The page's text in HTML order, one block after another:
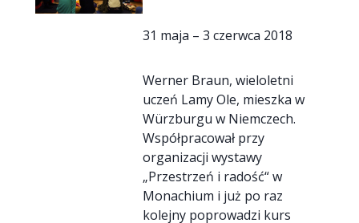
31 maja – 3 czerwca 2018
Werner Braun, wieloletni
uczeń Lamy Ole, mieszka w
Würzburgu w Niemczech.
Współpracował przy
organizacji wystawy
„Przestrzeń i radość“ w
Monachium i już po raz
kolejny poprowadzi kurs